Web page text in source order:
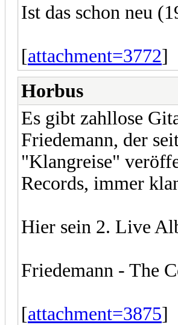
Ist das schon neu
[attachment=3772]
Horbus
Es gibt zahllose
Friedemann, der
"Klangreise"
Records, immer
Hier sein 2. Live
Friedemann - The
[attachment=3875]